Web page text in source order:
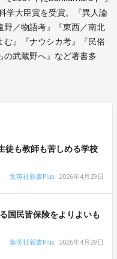
学大臣賞を受賞。『異人論
野／物語考』『東西／南北
む』『ナウシカ考』『民俗
の武蔵野へ』など著書多
徒も教師も苦しめる学校
集英社新書Plus 2026年4月29日
国民皆保険をよりよいも
集英社新書Plus 2026年4月29日